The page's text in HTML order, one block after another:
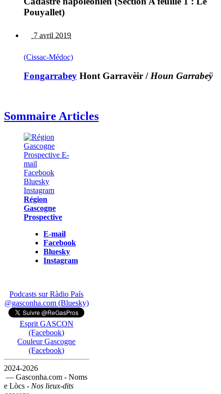
Pouyallet)
7 avril 2019
(Cissac-Médoc)
Fongarrabey Hont Garravèir /Houn Garrabeÿ
Sommaire Articles
Région
Gascogne
Prospective
E-mail
Facebook
Bluesky
Instagram
Podcasts sur Ràdio País
@gasconha.com (Bluesky)
Esprit GASCON
(Facebook)
Couleur Gascogne
(Facebook)
2024-2026
— Gasconha.com - Noms
e Lòcs - Nos lieux-dits